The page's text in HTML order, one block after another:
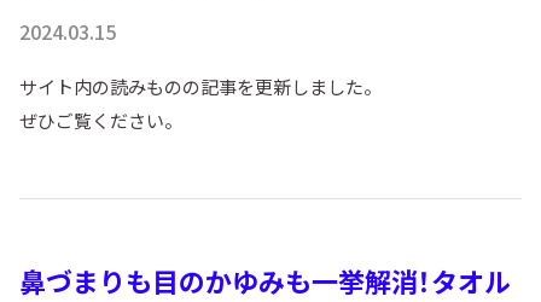
2024.03.15
サイト内の読みものの記事を更新しました。
ぜひご覧ください。
鼻づまりも目のかゆみも一挙解消！タオル